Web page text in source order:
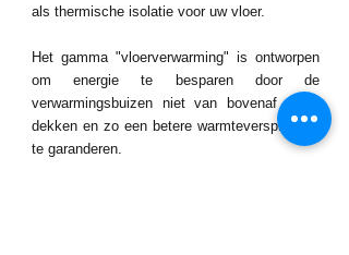
als thermische isolatie voor uw vloer.
Het gamma "vloerverwarming" is ontworpen
om energie te besparen door de
verwarmingsbuizen niet van bovenaf af te
dekken en zo een betere warmteverspreiding
te garanderen.